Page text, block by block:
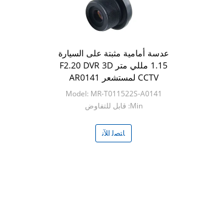
عدسة أمامية مثبتة على السيارة
1.15 مللي متر F2.20 DVR 3D
CCTV لمستشعر AR0141
Model: MR-T011522S-A0141
Min: قابل للتفاوض
ﺎﺘﺼﻟ ﺍﻶﻧ